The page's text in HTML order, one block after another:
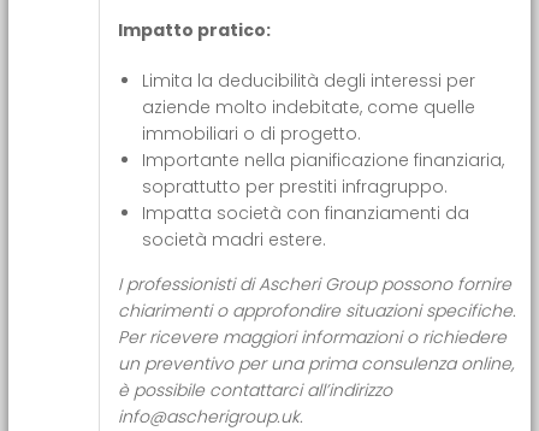
Impatto pratico:
Limita la deducibilità degli interessi per
aziende molto indebitate, come quelle
immobiliari o di progetto.
Importante nella pianificazione finanziaria,
soprattutto per prestiti infragruppo.
Impatta società con finanziamenti da
società madri estere.
I professionisti di Ascheri Group possono fornire
chiarimenti o approfondire situazioni specifiche.
Per ricevere maggiori informazioni o richiedere
un preventivo per una prima consulenza online,
è possibile contattarci all’indirizzo
info@ascherigroup.uk.